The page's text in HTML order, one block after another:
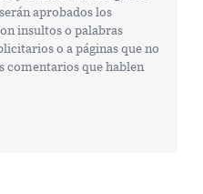
aprobados los
insultos o palabras
o a páginas que no
comentarios que hablen